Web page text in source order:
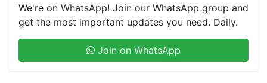
We're on WhatsApp! Join our WhatsApp group and
get the most important updates you need. Daily.
Join on WhatsApp